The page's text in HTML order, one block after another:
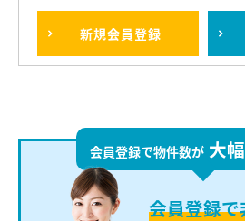
新規会員登録
会員登録で物件数が 大
会員登録で